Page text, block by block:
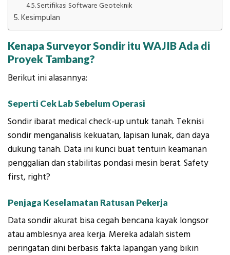
Sertifikasi Software Geoteknik
Kesimpulan
Kenapa Surveyor Sondir itu WAJIB Ada di
Proyek Tambang?
Berikut ini alasannya:
Seperti Cek Lab Sebelum Operasi
Sondir ibarat medical check-up untuk tanah. Teknisi
sondir menganalisis kekuatan, lapisan lunak, dan daya
dukung tanah. Data ini kunci buat tentuin keamanan
penggalian dan stabilitas pondasi mesin berat. Safety
first, right?
Penjaga Keselamatan Ratusan Pekerja
Data sondir akurat bisa cegah bencana kayak longsor
atau amblesnya area kerja. Mereka adalah sistem
peringatan dini berbasis fakta lapangan yang bikin